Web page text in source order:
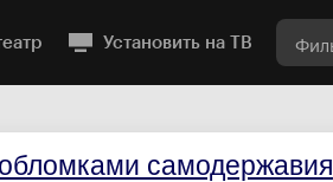
Установить на ТВ
самодержавия